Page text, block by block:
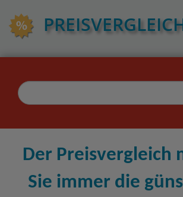
Der Preisvergleich
Sie immer die